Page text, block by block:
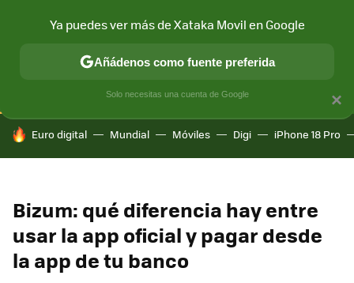
CONECTIVIDAD MÓVIL Y SOCIEDAD APLICACIONES
HOY SE HABLA DE
Euro digital Mundial Móviles Digi iPhone 18 Pro
Bizum: qué diferencia hay entre
usar la app oficial y pagar desde
la app de tu banco
×
Ya puedes ver más de Xataka Movil en Google
Añádenos como fuente preferida
Solo necesitas una cuenta de Google